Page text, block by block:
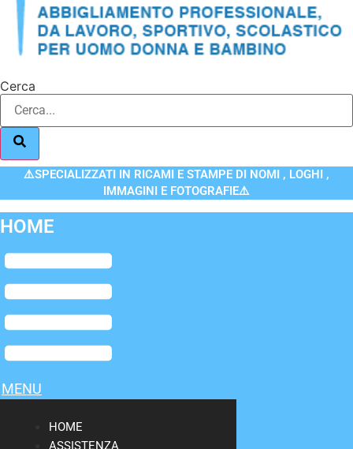
Cerca
⚠️SPECIALIZZATI IN RICAMI E STAMPE DI NOMI , LOGHI ,
IMMAGINI E FOTOGRAFIE⚠️
HOME
Flyout
Menu
MENU
HOME
ASSISTENZA